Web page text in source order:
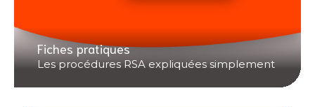
Fiches pratiques
Les procédures RSA expliquées simplement